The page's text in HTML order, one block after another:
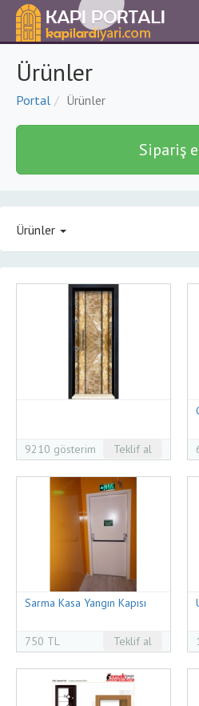
Ürünler
Portal Ürünler
Sipariş
Ürünler
9210 gösterim Teklif al
Sarma Kasa Yangın Kapısı
750 TL Teklif al